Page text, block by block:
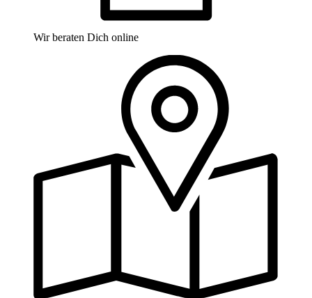
Wir beraten Dich online